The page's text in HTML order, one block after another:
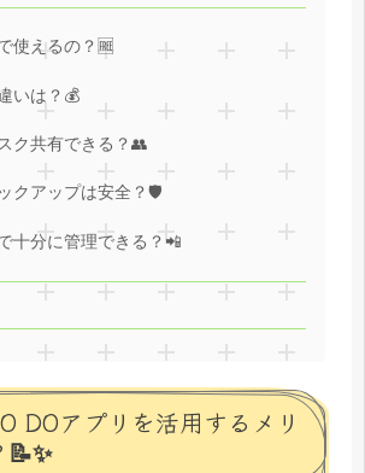
使えるの？🆓
いは？💰
ク共有できる？👥
クアップは安全？🛡️
十分に管理できる？📲
DOアプリを活用するメリ